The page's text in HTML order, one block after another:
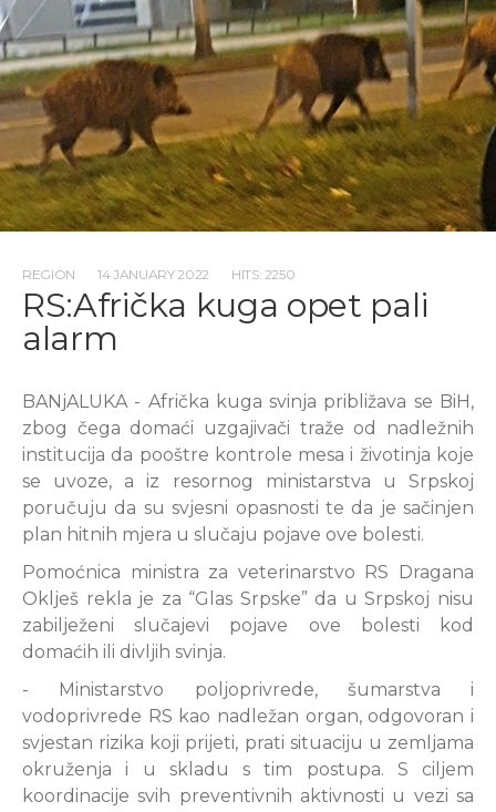
REGION 14 JANUARY 2022 HITS: 2250
RS:Afrička kuga opet pali
alarm
BANjALUKA - Afrička kuga svinja približava se BiH,
zbog čega domaći uzgajivači traže od nadležnih
institucija da pooštre kontrole mesa i životinja koje
se uvoze, a iz resornog ministarstva u Srpskoj
poručuju da su svjesni opasnosti te da je sačinjen
plan hitnih mjera u slučaju pojave ove bolesti.
Pomoćnica ministra za veterinarstvo RS Dragana
Oklješ rekla je za “Glas Srpske” da u Srpskoj nisu
zabilježeni slučajevi pojave ove bolesti kod
domaćih ili divljih svinja.
- Ministarstvo poljoprivrede, šumarstva i
vodoprivrede RS kao nadležan organ, odgovoran i
svjestan rizika koji prijeti, prati situaciju u zemljama
okruženja i u skladu s tim postupa. S ciljem
koordinacije svih preventivnih aktivnosti u vezi sa